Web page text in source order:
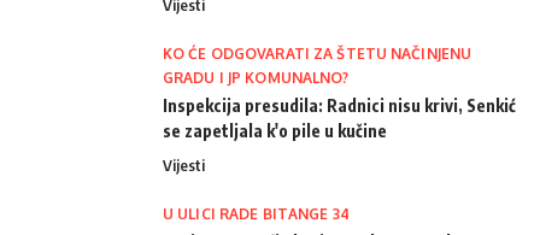
Vijesti
KO ĆE ODGOVARATI ZA ŠTETU NAČINJENU
GRADU I JP KOMUNALNO?
Inspekcija presudila: Radnici nisu krivi, Senkić
se zapetljala k'o pile u kučine
Vijesti
U ULICI RADE BITANGE 34